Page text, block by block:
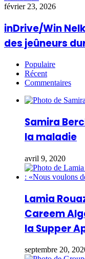
février 23, 2026
inDrive/Win
des jeûneurs
Populaire
Récent
Commentaires
Samira
la maladie
avril 9, 2020
Lamia
Careem
la Supper
septembre 20,